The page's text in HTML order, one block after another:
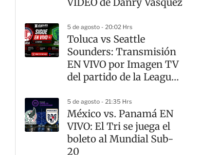
5 de agosto - 20:02 Hrs
Toluca vs Seattle
Sounders: Transmisión
EN VIVO por Imagen TV
del partido de la Leagues
5 de agosto - 21:35 Hrs
México vs. Panamá EN
VIVO: El Tri se juega el
boleto al Mundial Sub-
20